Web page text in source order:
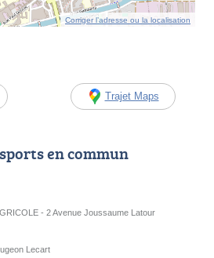
Corriger l’adresse ou la localisation
Trajet Maps
en commun
- 2 Avenue Joussaume Latour
Lecart